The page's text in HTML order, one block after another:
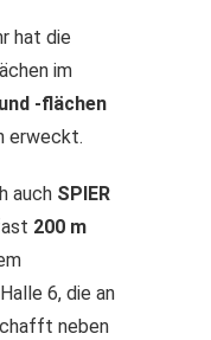
hat die
im
-flächen
erweckt.
auch SPIER
200 m
6, die an
neben